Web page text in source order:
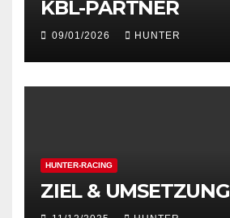
KBL-PARTNER
09/01/2026 HUNTER
HUNTER-RACING
ZIEL & UMSETZUNG